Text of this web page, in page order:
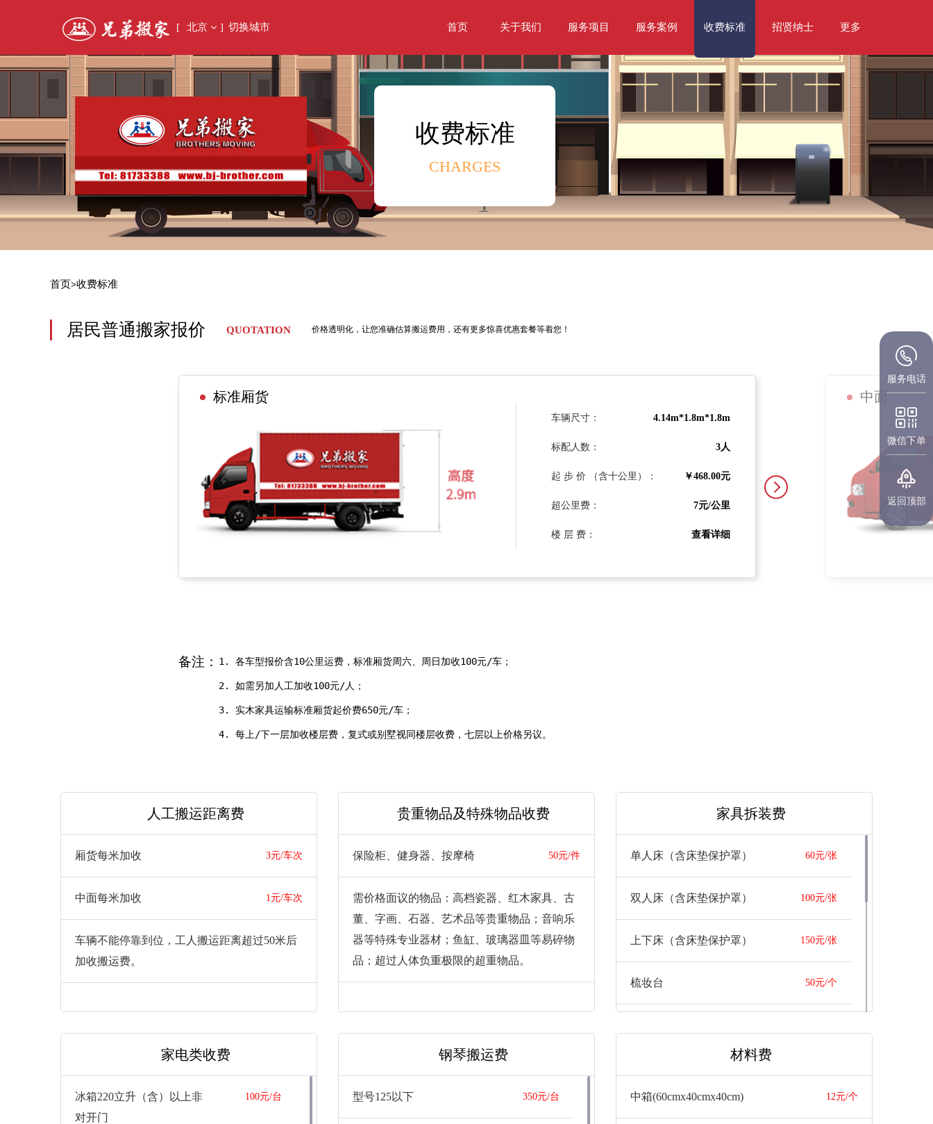
[ 北京 ] 切换城市 首页 关于我们 服务项目 服务案例 收费标准 招贤纳士 更多
服务电话
微信下单
返回顶部
收费标准
CHARGES
首页>收费标准
居民普通搬家报价 QUOTATION 价格透明化，让您准确估算搬运费用，还有更多惊喜优惠套餐等着您！
标准厢货
车辆尺寸： 4.14m*1.8m*1.8m
标配人数： 3人
起 步 价 （含十公里）： ￥468.00元
超公里费： 7元/公里
楼 层 费： 查看详细
中面
备注： 1. 各车型报价含10公里运费，标准厢货周六、周日加收100元/车；
2. 如需另加人工加收100元/人；
3. 实木家具运输标准厢货起价费650元/车；
人工搬运距离费
厢货每米加收 3元/车次
中面每米加收 1元/车次
车辆不能停靠到位，工人搬运距离超过50米后
加收搬运费。
贵重物品及特殊物品收费
保险柜、健身器、按摩椅 50元/件
需价格面议的物品：高档瓷器、红木家具、古
董、字画、石器、艺术品等贵重物品；音响乐
器等特殊专业器材；鱼缸、玻璃器皿等易碎物
品；超过人体负重极限的超重物品。
家具拆装费
单人床（含床垫保护罩） 60元/张
双人床（含床垫保护罩） 100元/张
上下床（含床垫保护罩） 150元/张
梳妆台 50元/个
家电类收费
冰箱220立升（含）以上非
对开门
100元/台
钢琴搬运费
型号125以下 350元/台
材料费
中箱(60cmx40cmx40cm) 12元/个